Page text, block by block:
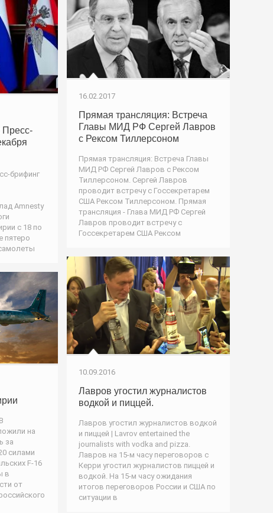
Пресс-
брифинг
Amnesty
с 18 по
пятеро
16.02.2017
Прямая трансляция: Встреча
Главы МИД РФ Сергей Лавров
с Рексом Тиллерсоном
Прямая трансляция: Встреча Главы
МИД РФ Сергей Лавров с Рексом
Тиллерсоном. Сергей Лавров
проводит встречу с Госсекретарем
США Рексом Тиллерсоном. Прямая
трансляция - Глава МИД РФ Сергей
Лавров проводит встречу с
Госсекретарем США Рексом
10.09.2016
Лавров угостил журналистов
водкой и пиццей.
Лавров угостил журналистов водкой
и пиццей | Lavrov entertained the
journalists with vodka and pizza.
Лавров на 15-м часу переговоров с
Керри угостил журналистов пиццей и
водкой. На 15-м часу ожидания
итогов переговоров России и США по
ситуации в
на
за
силами
F-16
в
от